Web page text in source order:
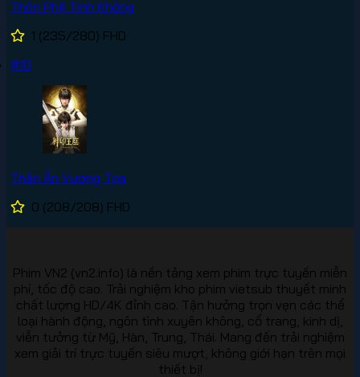
Thôn Phệ Tinh Không
1 (235/280) FHD
#10
Thần Ấn Vương Tọa
0 (208/208) FHD
Phim VN2 (vn2.info) là nền tảng xem phim trực tuyến miễn
phí, tốc độ cao. Trải nghiệm kho phim vietsub thuyết minh
chất lượng HD/4K đỉnh cao. Tận hưởng trọn vẹn các thể
loại hành động, ngôn tình xuyên không, cổ trang, kinh dị,
viễn tưởng từ Mỹ, Hàn, Trung, Thái. Mang đến trải nghiệm
xem giải trí trực tuyến siêu mượt, không giới hạn trên mọi
thiết bị!